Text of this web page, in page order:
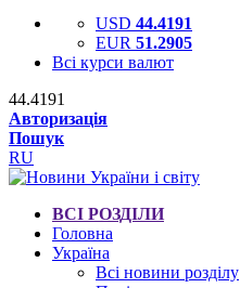
USD 44.4191
EUR 51.2905
Всі курси валют
44.4191
Авторизація
Пошук
RU
ВСІ РОЗДІЛИ
Головна
Україна
Всі новини розділу